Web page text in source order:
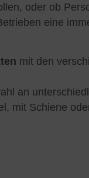
oder ob
eine
mit den
an
mit Schiene